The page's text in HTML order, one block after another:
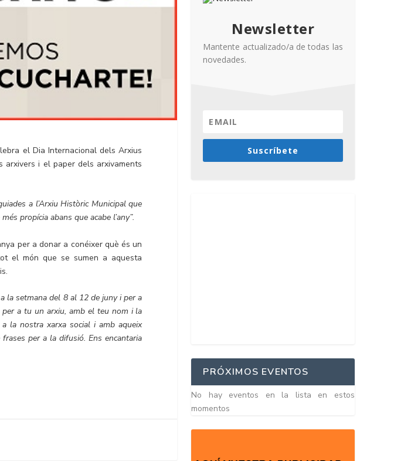
el Dia Internacional dels Arxius
arxivers i el paper dels arxivaments
a l’Arxiu Històric Municipal que
propícia abans que acabe l’any”.
per a donar a conéixer què és un
el món que se sumen a aquesta
la setmana del 8 al 12 de juny i per a
per a tu un arxiu, amb el teu nom i la
la nostra xarxa social i amb aqueix
per a la difusió. Ens encantaria
Newsletter
Mantente actualizado/a de todas las
novedades.
Suscríbete
PRÓXIMOS EVENTOS
No hay eventos en la lista en estos
momentos